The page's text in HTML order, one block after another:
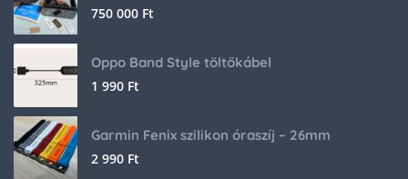
750 000 Ft
Oppo Band Style töltőkábel
1 990 Ft
Garmin Fenix szilikon óraszíj – 26mm
2 990 Ft